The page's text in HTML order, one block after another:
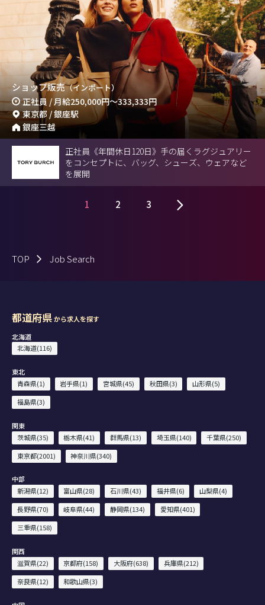
ショップ販売（インポート）
正社員 / 月給250,000円～333,333円
東京都 / 銀座駅
銀座三越
正社員《年間休日120日》手の届くラグジュアリー
をコンセプトに、バッグ、シューズ、ウェアなど
を展開
1 2 3
TOP Job Search
都道府県から求人を探す
北海道
北海道(116)
東北
青森県(1)
岩手県(1) 宮城県(45) 秋田県(3)
山形県(5)
福島県(3)
関東
茨城県(35)
栃木県(41) 群馬県(13) 埼玉県(140)
千葉県(250)
東京都(2001)
神奈川県(340)
中部
新潟県(12)
富山県(28) 石川県(43) 福井県(6)
山梨県(4)
長野県(70)
岐阜県(44) 静岡県(134)
愛知県(401)
三重県(158)
関西
滋賀県(22)
京都府(158) 大阪府(638)
兵庫県(212)
奈良県(12)
和歌山県(3)